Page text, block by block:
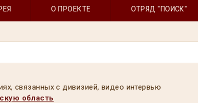
О ПРОЕКТЕ ОТРЯД "ПОИСК"
связанных с дивизией, видео интервью
область